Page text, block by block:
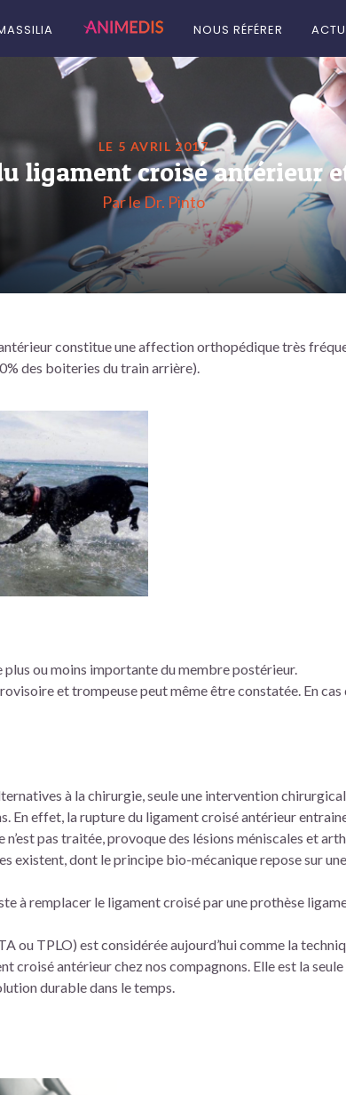
NOUS RÉFÉRER
LE 5 AVRIL 2017
ligament croisé antérieur
Par le Dr. Pinto
constitue une affection orthopédique très
des boiteries du train arrière).
plus ou moins importante du membre postérieur.
et trompeuse peut même être constatée. En cas
à la chirurgie, seule une intervention
En effet, la rupture du ligament croisé antérieur
pas traitée, provoque des lésions méniscales et
existent, dont le principe bio-mécanique repose sur
à remplacer le ligament croisé par une prothèse
ou TPLO) est considérée aujourd’hui comme la
croisé antérieur chez nos compagnons. Elle est la
durable dans le temps.